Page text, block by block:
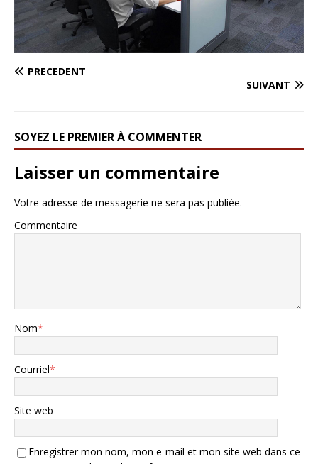
PRÉCÉDENT
SUIVANT
SOYEZ LE PREMIER À COMMENTER
Laisser un commentaire
Votre adresse de messagerie ne sera pas publiée.
Commentaire
Nom*
Courriel*
Site web
Enregistrer mon nom, mon e-mail et mon site web dans ce